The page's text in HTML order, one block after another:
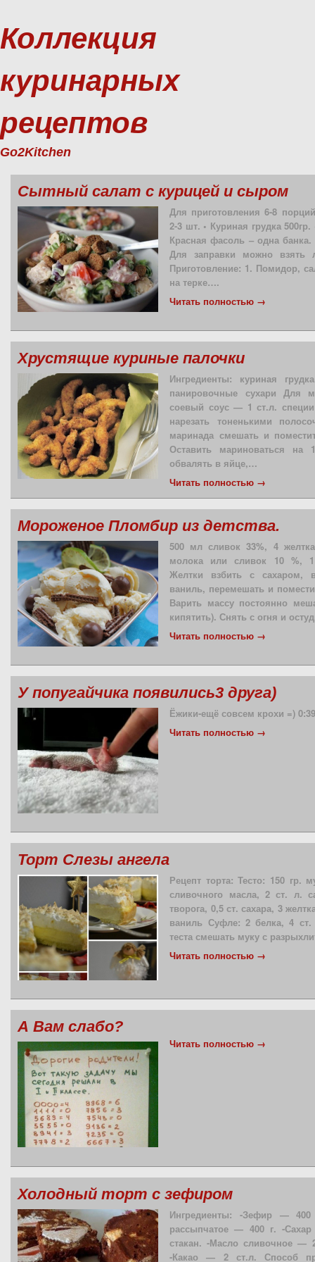
Коллекция
куринарных
рецептов
Go2Kitchen
Сытный салат с курицей и сыром
Для приготовления 6-8
2-3 шт. • Куриная грудка
Красная фасоль – одна банка.
Для заправки можно взять
Приготовление: 1. Помидор,
на терке….
Читать полностью →
Хрустящие куриные палочки
Ингредиенты: куриная
панировочные сухари Для
соевый соус — 1 ст.л.
нарезать тоненькими
маринада смешать и
Оставить мариноваться на
обвалять в яйце,…
Читать полностью →
Мороженое Пломбир из детства.
500 мл сливок 33%, 4
молока или сливок 10 %, 1
Желтки взбить с сахаром,
ваниль, перемешать и
Варить массу постоянно
кипятить). Снять с огня и
Читать полностью →
У попугайчика появились3 друга)
Ёжики-ещё совсем крохи =)
Читать полностью →
Торт Слезы ангела
Рецепт торта: Тесто: 150 гр.
сливочного масла, 2 ст. л.
творога, 0,5 ст. сахара, 3
ваниль Суфле: 2 белка, 4 ст.
теста смешать муку с
Читать полностью →
А Вам слабо?
Читать полностью →
Холодный торт с зефиром
Ингредиенты: -Зефир —
рассыпчатое — 400 г. -
стакан. -Масло сливочное
-Какао — 2 ст.л. Способ